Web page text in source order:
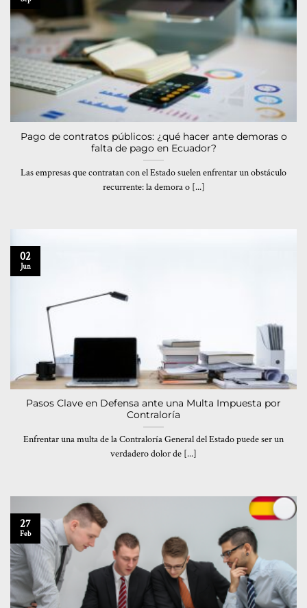
Pago de contratos públicos: ¿qué hacer ante demoras o
falta de pago en Ecuador?
Las empresas que contratan con el Estado suelen enfrentar un obstáculo
recurrente: la demora o [...]
Pasos Clave en Defensa ante una Multa Impuesta por
Contraloría
Enfrentar una multa de la Contraloría General del Estado puede ser un
verdadero dolor de [...]
02
Jun
27
Feb